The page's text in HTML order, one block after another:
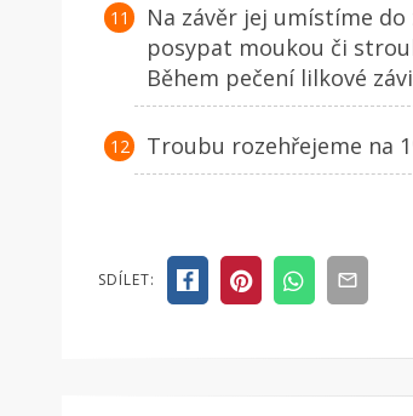
Na závěr jej umístíme
posypat moukou či
Během pečení lilkové
Troubu rozehřejeme na
SDÍLET: